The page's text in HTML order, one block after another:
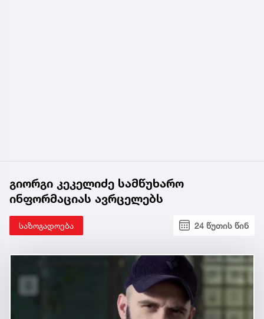
გიორგი კეკელიძე სამწუხარო
ინფორმაციას ავრცელებს
საზოგადოება 24 წუთის წინ